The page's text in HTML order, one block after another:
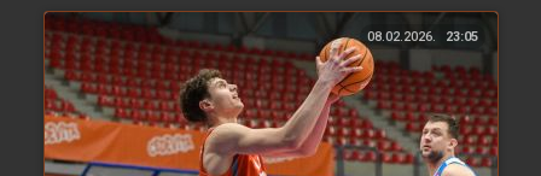
08.02.2026. 23:05